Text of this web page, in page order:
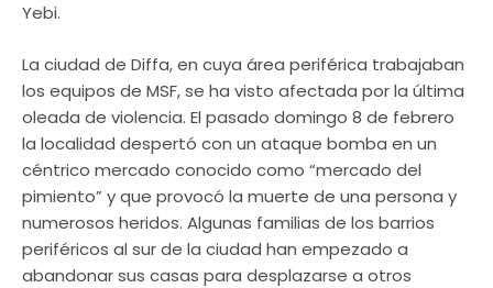
Yebi.
La ciudad de Diffa, en cuya área periférica trabajaban
los equipos de MSF, se ha visto afectada por la última
oleada de violencia. El pasado domingo 8 de febrero
la localidad despertó con un ataque bomba en un
céntrico mercado conocido como “mercado del
pimiento” y que provocó la muerte de una persona y
numerosos heridos. Algunas familias de los barrios
periféricos al sur de la ciudad han empezado a
abandonar sus casas para desplazarse a otros